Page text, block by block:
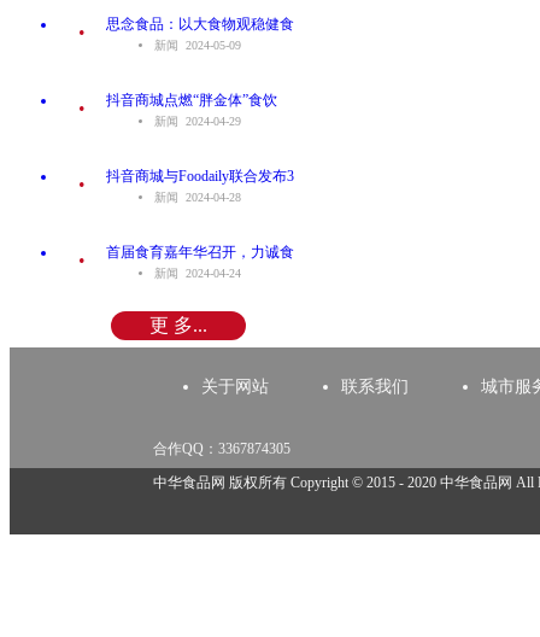
. 思念食品：以大食物观稳健食
新闻 2024-05-09
. 抖音商城点燃“胖金体”食饮
新闻 2024-04-29
. 抖音商城与Foodaily联合发布3
新闻 2024-04-28
. 首届食育嘉年华召开，力诚食
新闻 2024-04-24
更 多...
关于网站 联系我们 城市服
合作QQ：3367874305
举报邮箱：918825737@qq.com
中华食品网 版权所有 Copyright © 2015 - 2020 中华食品网 All